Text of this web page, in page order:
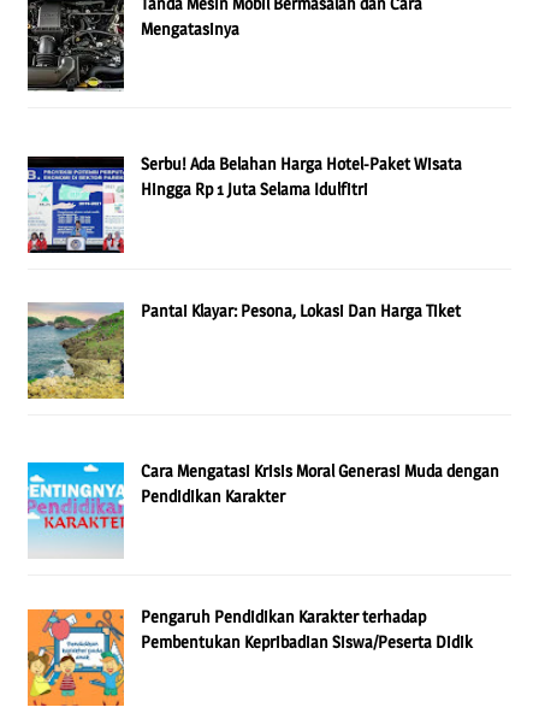
Mengatasinya
Serbu! Ada Belahan Harga Hotel-Paket Wisata
Hingga Rp 1 Juta Selama Idulfitri
Pantai Klayar: Pesona, Lokasi Dan Harga Tiket
Cara Mengatasi Krisis Moral Generasi Muda dengan
Pendidikan Karakter
Pengaruh Pendidikan Karakter terhadap
Pembentukan Kepribadian Siswa/Peserta Didik